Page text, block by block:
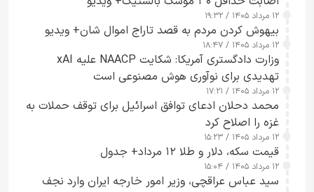
۱۲ مرداد ۱۴۰۵ / ۱۹:۳۲
بیهوش کردن مردم به قصد تاراج اموال شان+ ویدیو
۱۲ مرداد ۱۴۰۵ / ۱۸:۴۷
وزارت دادگستری آمریکا: شکایت NAACP علیه xAI
تهدیدی برای نوآوری هوش مصنوعی است
۱۲ مرداد ۱۴۰۵ / ۱۷:۲۱
محمد دحلان ادعای توافق اسرائیل برای توقف حملات به
غزه را اصلاح کرد
۱۲ مرداد ۱۴۰۵ / ۱۵:۲۳
قیمت سکه، دلار و طلا ۱۲ مرداد+ جدول
۱۲ مرداد ۱۴۰۵ / ۱۵:۰۴
سید عباس عراقچی، وزیر امور خارجه ایران وارد نجف